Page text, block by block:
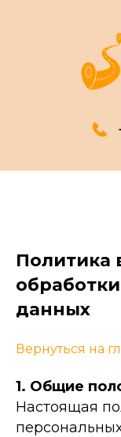
Политика
данных
Вернуться на
1. Общие
Настоящая